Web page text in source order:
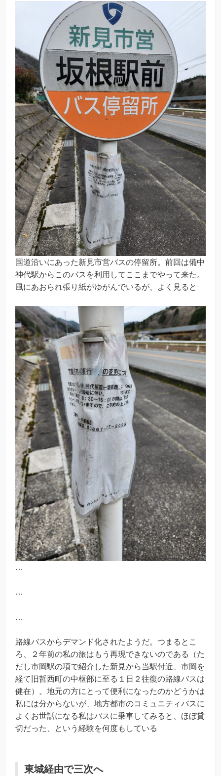
国道沿いにあった新見市営バスの停留所。前回は備中
神代駅からこのバスを利用してここまでやって来た。
風にあおられ張り紙がゆがんでいるが、よく見ると
…
…
…
路線バスからデマンド化されたようだ。つまるとこ
ろ、２年前の私の旅はもう再現できないのである（た
だし市岡駅の項で紹介した新見から当駅付近、市岡を
経て旧哲西町の中枢部に至る１日２往復の路線バスは
健在）。地元の方にとって便利になったのかどうかは
私には分からないが、地方都市のコミュニティバスに
よくお世話になる私はバスに乗車してみると、ほぼ貸
切だった、という経験を何度もしている
東城経由で三次へ